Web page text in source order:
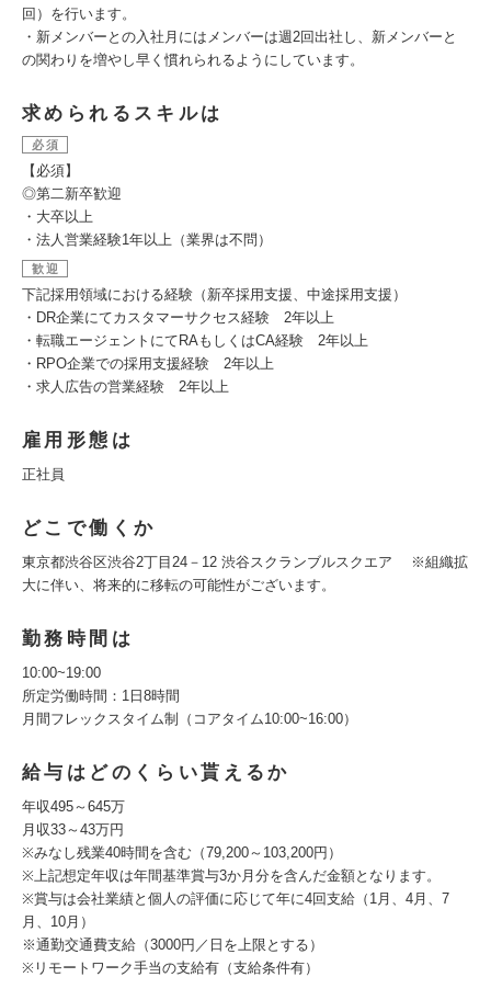
回）を行います。
・新メンバーとの入社月にはメンバーは週2回出社し、新メンバーと
の関わりを増やし早く慣れられるようにしています。
求められるスキルは
必須
【必須】
◎第二新卒歓迎
・大卒以上
・法人営業経験1年以上（業界は不問）
歓迎
下記採用領域における経験（新卒採用支援、中途採用支援）
・DR企業にてカスタマーサクセス経験 2年以上
・転職エージェントにてRAもしくはCA経験 2年以上
・RPO企業での採用支援経験 2年以上
・求人広告の営業経験 2年以上
雇用形態は
正社員
どこで働くか
東京都渋谷区渋谷2丁目24－12 渋谷スクランブルスクエア ※組織拡
大に伴い、将来的に移転の可能性がございます。
勤務時間は
10:00~19:00
所定労働時間：1日8時間
月間フレックスタイム制（コアタイム10:00~16:00）
給与はどのくらい貰えるか
年収495～645万
月収33～43万円
※みなし残業40時間を含む（79,200～103,200円）
※上記想定年収は年間基準賞与3か月分を含んだ金額となります。
※賞与は会社業績と個人の評価に応じて年に4回支給（1月、4月、7
月、10月）
※通勤交通費支給（3000円／日を上限とする）
※リモートワーク手当の支給有（支給条件有）